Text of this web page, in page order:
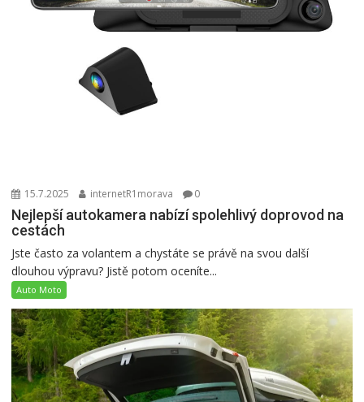
15.7.2025 internetR1morava 0
Nejlepší autokamera nabízí spolehlivý doprovod na
cestách
Jste často za volantem a chystáte se právě na svou další
dlouhou výpravu? Jistě potom oceníte...
Auto Moto